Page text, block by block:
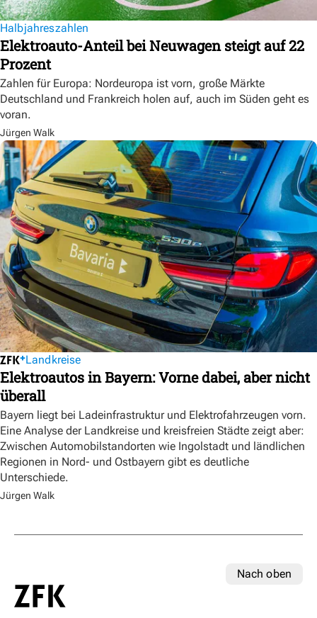
Halbjahreszahlen
Elektroauto-Anteil bei Neuwagen steigt auf 22
Prozent
Zahlen für Europa: Nordeuropa ist vorn, große Märkte
Deutschland und Frankreich holen auf, auch im Süden geht es
voran.
Jürgen Walk
Landkreise
Elektroautos in Bayern: Vorne dabei, aber nicht
überall
Bayern liegt bei Ladeinfrastruktur und Elektrofahrzeugen vorn.
Eine Analyse der Landkreise und kreisfreien Städte zeigt aber:
Zwischen Automobilstandorten wie Ingolstadt und ländlichen
Regionen in Nord- und Ostbayern gibt es deutliche
Unterschiede.
Jürgen Walk
Nach oben